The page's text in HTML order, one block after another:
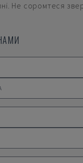
Не соромтеся